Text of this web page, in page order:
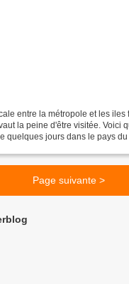
entre la métropole et les iles
la peine d'être visitée. Voici
quelques jours dans le pays
Page suivante >